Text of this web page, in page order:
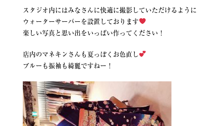
スタジオ内にはみなさんに快適に撮影していただけるように
ウォーターサーバーを設置しております
楽しい写真と思い出をいっぱい作ってください！
店内のマネキンさんも夏っぽくお色直し
ブルーも振袖も綺麗ですねー！